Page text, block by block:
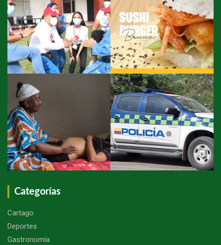
Categorías
Cartago
Deportes
Gastronomía